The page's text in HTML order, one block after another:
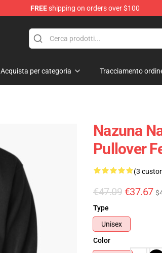
FREEshipping on orders over $100
Acquista per categoria Tracciamento
Nazuna
Pullover
(3
€47.09 €37.67
Type
Unisex
Color